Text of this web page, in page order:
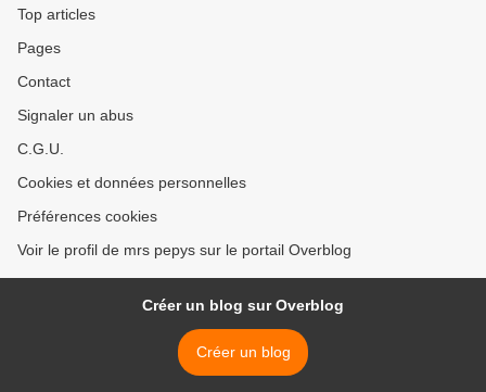
Top articles
Pages
Contact
Signaler un abus
C.G.U.
Cookies et données personnelles
Préférences cookies
Voir le profil de mrs pepys sur le portail Overblog
Créer un blog sur Overblog
Créer un blog